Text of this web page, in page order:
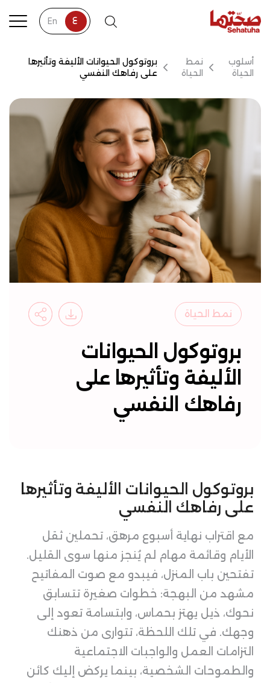
En ع
أسلوب
الحياة
نمط
الحياة
بروتوكول الحيوانات الأليفة وتأثيرها
على رفاهك النفسي
نمط الحياة
بروتوكول الحيوانات
الأليفة وتأثيرها على
رفاهك النفسي
بروتوكول الحيوانات الأليفة وتأثيرها
على رفاهك النفسي
مع اقتراب نهاية أسبوع مرهق، تحملين ثقل
الأيام وقائمة مهام لم يُنجز منها سوى القليل.
تفتحين باب المنزل، فيبدو مع صوت المفاتيح
مشهد من البهجة: خطوات صغيرة تتسابق
نحوك، ذيل يهتز بحماس، وابتسامة تعود إلى
وجهك. في تلك اللحظة، تتوارى من ذهنك
التزامات العمل والواجبات الاجتماعية
والطموحات الشخصية، بينما يركض إليك كائن